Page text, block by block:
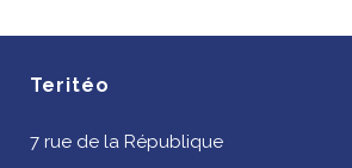
Teritéo
7 rue de la République